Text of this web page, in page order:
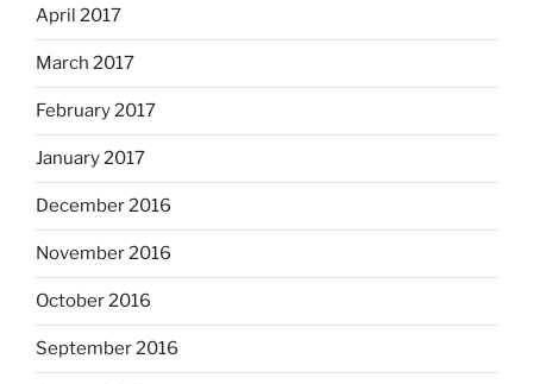
April 2017
March 2017
February 2017
January 2017
December 2016
November 2016
October 2016
September 2016